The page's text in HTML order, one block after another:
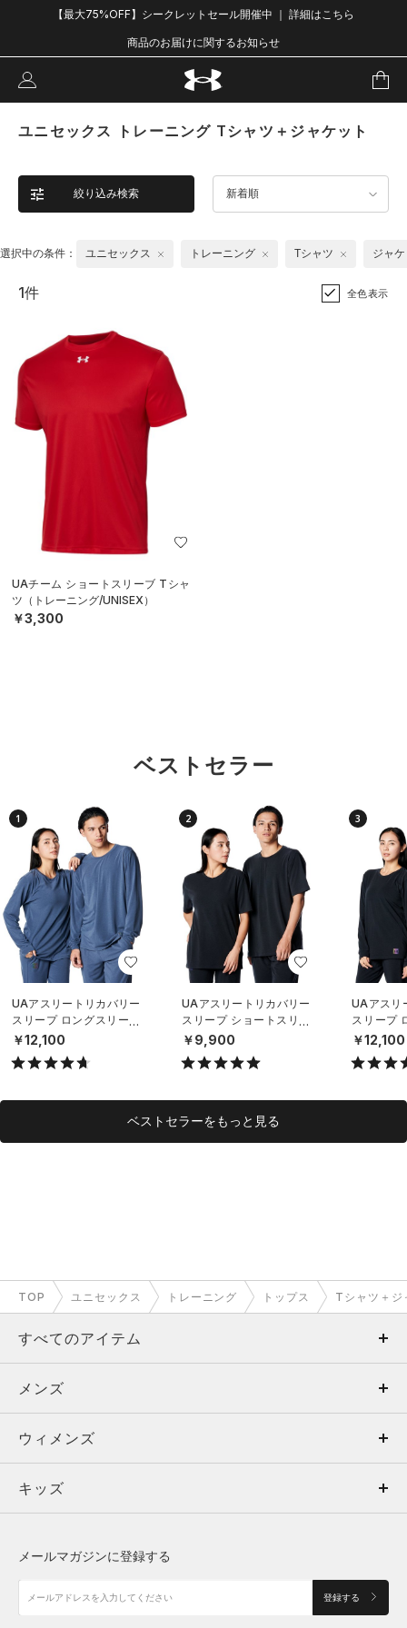
【最大75%OFF】シークレットセール開催中 ｜ 詳細はこちら
商品のお届けに関するお知らせ
ユニセックス トレーニング Tシャツ＋ジャケット
絞り込み検索 新着順
選択中の条件： ユニセックス トレーニング Tシャツ ジャ
1件 全色表示
UAチーム ショートスリーブ Tシャ
ツ（トレーニング/UNISEX）
￥3,300
ベストセラー
1
UAアスリートリカバリー
スリープ ロングスリーブ
シャツ（リカバリー/UNIS
EX）
￥12,100
2
UAアスリートリカバリー
スリープ ショートスリー
ブ シャツ（ライフスタイ
ル/UNISEX）
￥9,900
3
UAアスリ
スリープ
シャツ（
UNISEX）
￥12,100
ベストセラーをもっと見る
TOP ユニセックス トレーニング トップス Tシャツ＋ジ
すべてのアイテム
メンズ
ウィメンズ
キッズ
アクセサリー
メンズ
トップス
ボトムス
アクセサリー
ウィメンズ
トップス
シューズ
キッズ
メールマガジンに登録する
登録する